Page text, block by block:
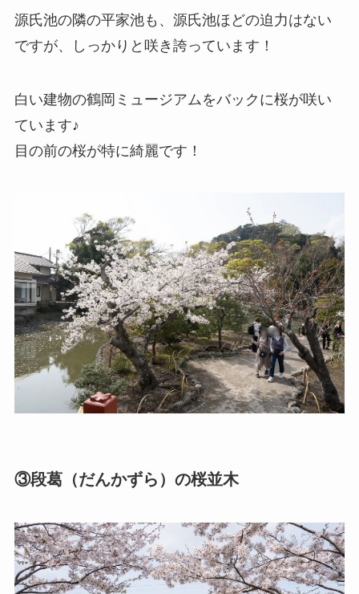
源氏池の隣の平家池も、源氏池ほどの迫力はない
ですが、しっかりと咲き誇っています！
白い建物の鶴岡ミュージアムをバックに桜が咲い
ています♪
目の前の桜が特に綺麗です！
③段葛（だんかずら）の桜並木